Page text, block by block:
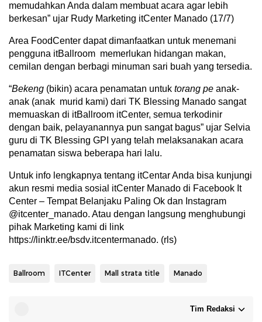
memudahkan Anda dalam membuat acara agar lebih
berkesan” ujar Rudy Marketing itCenter Manado (17/7)
Area FoodCenter dapat dimanfaatkan untuk menemani
pengguna itBallroom memerlukan hidangan makan,
cemilan dengan berbagi minuman sari buah yang tersedia.
“Bekeng (bikin) acara penamatan untuk torang pe anak-
anak (anak murid kami) dari TK Blessing Manado sangat
memuaskan di itBallroom itCenter, semua terkodinir
dengan baik, pelayanannya pun sangat bagus” ujar Selvia
guru di TK Blessing GPI yang telah melaksanakan acara
penamatan siswa beberapa hari lalu.
Untuk info lengkapnya tentang itCentar Anda bisa kunjungi
akun resmi media sosial itCenter Manado di Facebook It
Center – Tempat Belanjaku Paling Ok dan Instagram
@itcenter_manado. Atau dengan langsung menghubungi
pihak Marketing kami di link
https://linktr.ee/bsdv.itcentermanado. (rls)
Ballroom ITCenter Mall strata title Manado
Tim Redaksi